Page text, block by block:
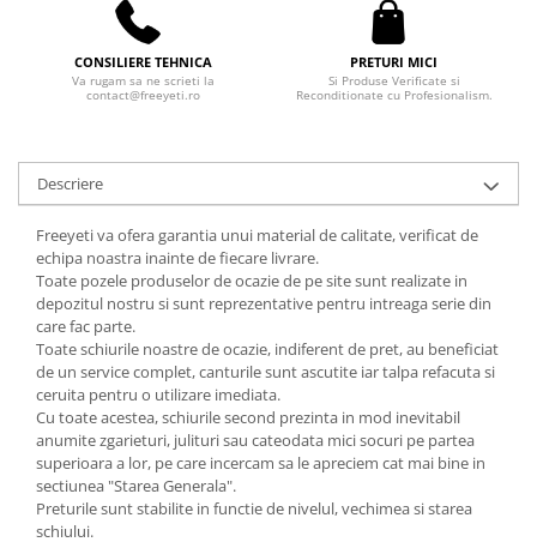
CONSILIERE TEHNICA
Va rugam sa ne scrieti la
contact@freeyeti.ro
PRETURI MICI
Si Produse Verificate si
Reconditionate cu Profesionalism.
Descriere
Freeyeti va ofera garantia unui material de calitate, verificat de
echipa noastra inainte de fiecare livrare.
Toate pozele produselor de ocazie de pe site sunt realizate in
depozitul nostru si sunt reprezentative pentru intreaga serie din
care fac parte.
Toate schiurile noastre de ocazie, indiferent de pret, au beneficiat
de un service complet, canturile sunt ascutite iar talpa refacuta si
ceruita pentru o utilizare imediata.
Cu toate acestea, schiurile second prezinta in mod inevitabil
anumite zgarieturi, julituri sau cateodata mici socuri pe partea
superioara a lor, pe care incercam sa le apreciem cat mai bine in
sectiunea "Starea Generala".
Preturile sunt stabilite in functie de nivelul, vechimea si starea
schiului.